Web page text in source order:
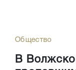
Общество
В